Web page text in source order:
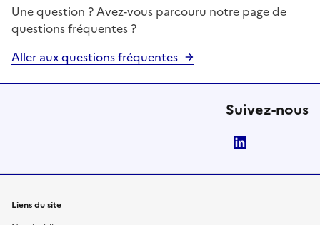
Une question ? Avez-vous parcouru notre page de
questions fréquentes ?
Aller aux questions fréquentes
Suivez-nous
Liens du site